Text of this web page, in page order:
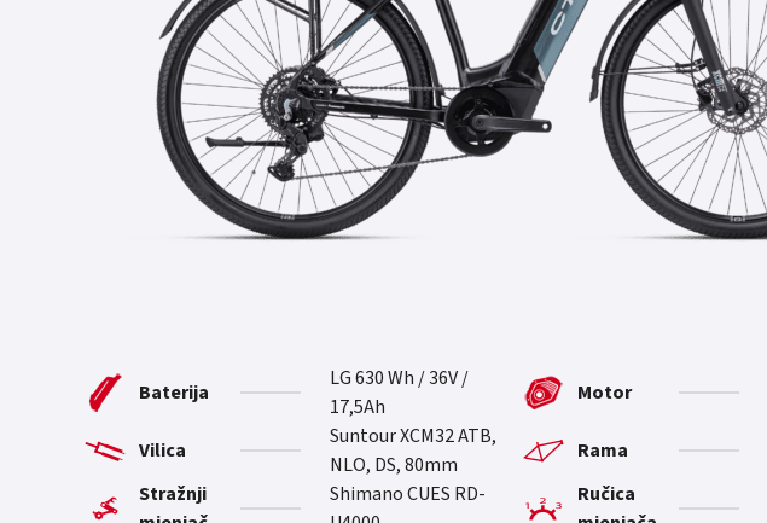
Motor
Baterija
LG 630 Wh / 36V /
17,5Ah
Rama
Vilica
Suntour XCM32 ATB,
NLO, DS, 80mm
Ručica
Stražnji
Shimano CUES RD-